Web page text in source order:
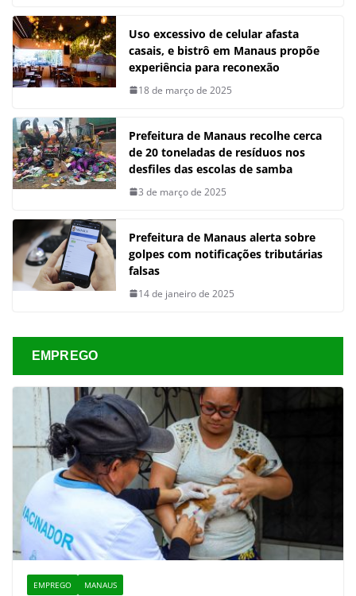
Uso excessivo de celular afasta
casais, e bistrô em Manaus propõe
experiência para reconexão
18 de março de 2025
Prefeitura de Manaus recolhe cerca
de 20 toneladas de resíduos nos
desfiles das escolas de samba
3 de março de 2025
Prefeitura de Manaus alerta sobre
golpes com notificações tributárias
falsas
14 de janeiro de 2025
EMPREGO
EMPREGO MANAUS